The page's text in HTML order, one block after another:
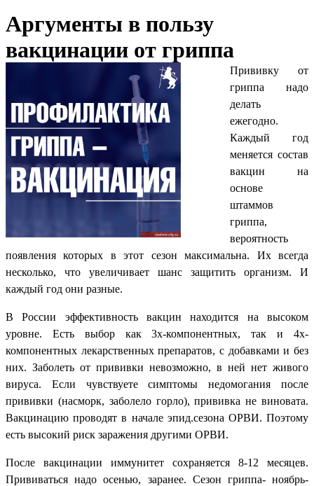
Аргументы в пользу
вакцинации от гриппа
Прививку от
гриппа надо
делать
ежегодно.
Каждый год
меняется состав
вакцин на
основе
штаммов
гриппа,
вероятность
появления которых в этот сезон максимальна. Их всегда
несколько, что увеличивает шанс защитить организм. И
каждый год они разные.
В России эффективность вакцин находится на высоком
уровне. Есть выбор как 3х-компонентных, так и 4х-
компонентных лекарственных препаратов, с добавками и без
них. Заболеть от прививки невозможно, в ней нет живого
вируса. Если чувствуете симптомы недомогания после
прививки (насморк, заболело горло), прививка не виновата.
Вакцинацию проводят в начале эпид.сезона ОРВИ. Поэтому
есть высокий риск заражения другими ОРВИ.
После вакцинации иммунитет сохраняется 8-12 месяцев.
Прививаться надо осенью, заранее. Сезон гриппа- ноябрь-